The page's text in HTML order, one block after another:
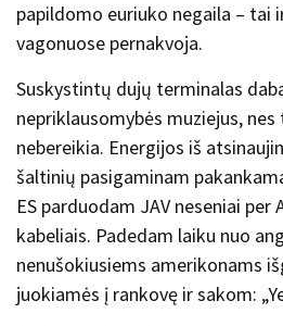
papildomo euriuko negaila – tai
vagonuose pernakvoja.
Suskystintų dujų terminalas
nepriklausomybės muziejus,
nebereikia. Energijos iš
šaltinių pasigaminam
ES parduodam JAV neseniai
kabeliais. Padedam laiku nuo
nenušokiusiems amerikonams
juokiamės į rankovę ir sakom: